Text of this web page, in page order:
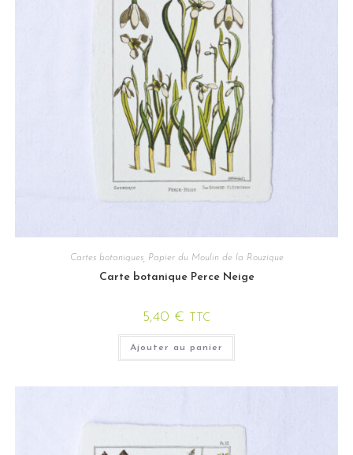
Cartes botaniques, Papier du Moulin de la Rouzique
Carte botanique Perce Neige
5,40 € TTC
Ajouter au panier